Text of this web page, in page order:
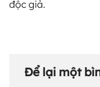
độc giả.
Để lại một